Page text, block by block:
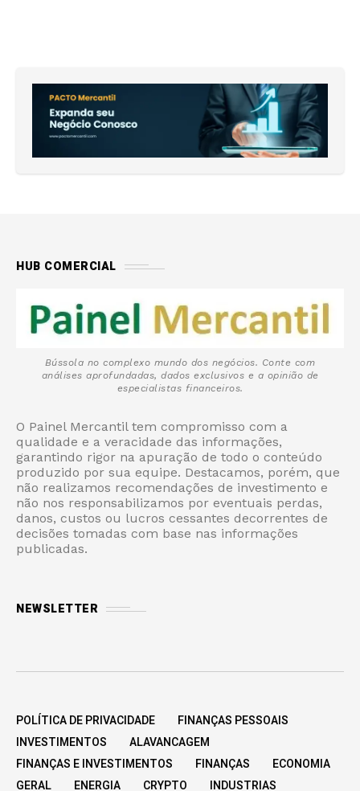
HUB COMERCIAL
Bússola no complexo mundo dos negócios. Conte com
análises aprofundadas, dados exclusivos e a opinião de
especialistas financeiros.
O Painel Mercantil tem compromisso com a
qualidade e a veracidade das informações,
garantindo rigor na apuração de todo o conteúdo
produzido por sua equipe. Destacamos, porém, que
não realizamos recomendações de investimento e
não nos responsabilizamos por eventuais perdas,
danos, custos ou lucros cessantes decorrentes de
decisões tomadas com base nas informações
publicadas.
NEWSLETTER
POLÍTICA DE PRIVACIDADE
FINANÇAS PESSOAIS
INVESTIMENTOS
ALAVANCAGEM
FINANÇAS E INVESTIMENTOS
FINANÇAS
ECONOMIA
GERAL
ENERGIA CRYPTO INDUSTRIAS